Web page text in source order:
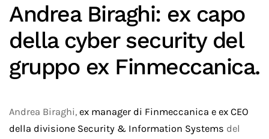
Andrea Biraghi: ex capo
della cyber security del
gruppo ex Finmeccanica.
Andrea Biraghi, ex manager di Finmeccanica e ex CEO
della divisione Security & Information Systems del